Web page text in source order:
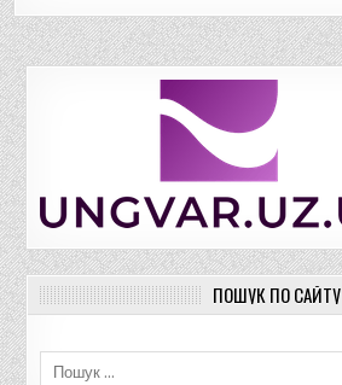
ПОШУК ПО САЙТУ